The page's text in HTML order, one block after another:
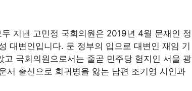
지낸 고민정 국회의원은 2019년 4월 문재인 정
대변인입니다. 문 정부의 입으로 대변인 재임 기
국회의원으로서는 줄곧 민주당 험지인 서울 광
서 출신으로 희귀병을 앓는 남편 조기영 시인과